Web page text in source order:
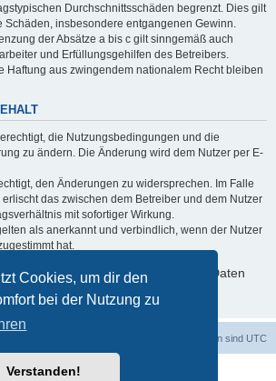
Cookies, um dir den
bei der Nutzung zu
Verstanden!
Durchschnittsschäden begrenzt. Dies gilt
Schäden, insbesondere entgangenen Gewinn.
der Absätze a bis c gilt sinngemäß auch
und Erfüllungsgehilfen des Betreibers.
Haftung aus zwingendem nationalem Recht bleiben
die Nutzungsbedingungen und die
zu ändern. Die Änderung wird dem Nutzer per E-
den Änderungen zu widersprechen. Im Falle
das zwischen dem Betreiber und dem Nutzer
mit sofortiger Wirkung.
als anerkannt und verbindlich, wenn der Nutzer
hat.
Umgang mit deinen persönlichen Daten
enthalten.
Alle Zeiten sind UTC
phpBB® Forum Software © phpBB Limited